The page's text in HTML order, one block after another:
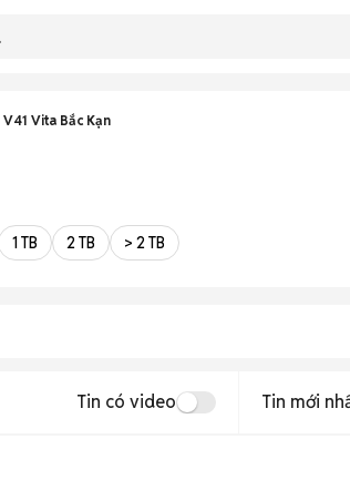
Vita Bắc Kạn
1 TB 2 TB > 2 TB
Tin có video Tin mới